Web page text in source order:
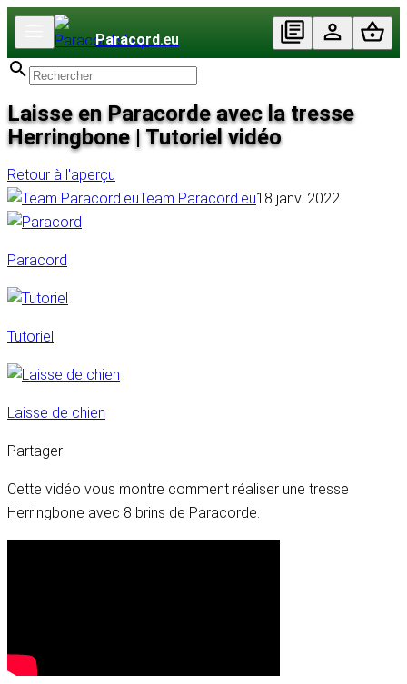
Paracord.eu
Laisse en Paracorde avec la tresse
Herringbone | Tutoriel vidéo
Retour à l'aperçu
Team Paracord.eu18 janv. 2022
Paracord
Tutoriel
Laisse de chien
Partager
Cette vidéo vous montre comment réaliser une tresse
Herringbone avec 8 brins de Paracorde.